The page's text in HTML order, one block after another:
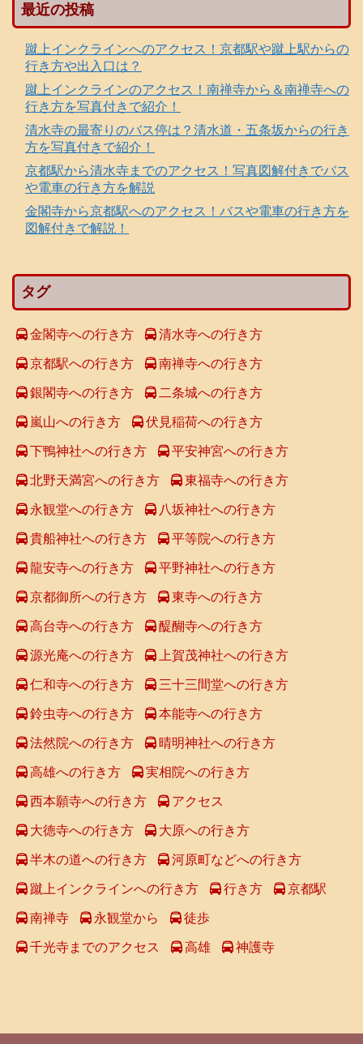
最近の投稿
蹴上インクラインへのアクセス！京都駅や蹴上駅からの
行き方や出入口は？
蹴上インクラインのアクセス！南禅寺から＆南禅寺への
行き方を写真付きで紹介！
清水寺の最寄りのバス停は？清水道・五条坂からの行き
方を写真付きで紹介！
京都駅から清水寺までのアクセス！写真図解付きでバス
や電車の行き方を解説
金閣寺から京都駅へのアクセス！バスや電車の行き方を
図解付きで解説！
タグ
金閣寺への行き方 清水寺への行き方
京都駅への行き方 南禅寺への行き方
銀閣寺への行き方 二条城への行き方
嵐山への行き方 伏見稲荷への行き方
下鴨神社への行き方 平安神宮への行き方
北野天満宮への行き方 東福寺への行き方
永観堂への行き方 八坂神社への行き方
貴船神社への行き方 平等院への行き方
龍安寺への行き方 平野神社への行き方
京都御所への行き方 東寺への行き方
高台寺への行き方 醍醐寺への行き方
源光庵への行き方 上賀茂神社への行き方
仁和寺への行き方 三十三間堂への行き方
鈴虫寺への行き方 本能寺への行き方
法然院への行き方 晴明神社への行き方
高雄への行き方 実相院への行き方
西本願寺への行き方 アクセス
大徳寺への行き方 大原への行き方
半木の道への行き方 河原町などへの行き方
蹴上インクラインへの行き方 行き方 京都駅
南禅寺 永観堂から 徒歩
千光寺までのアクセス 高雄 神護寺